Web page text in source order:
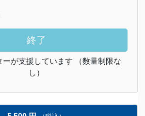
終了
ーが支援しています （数量制限な
し）